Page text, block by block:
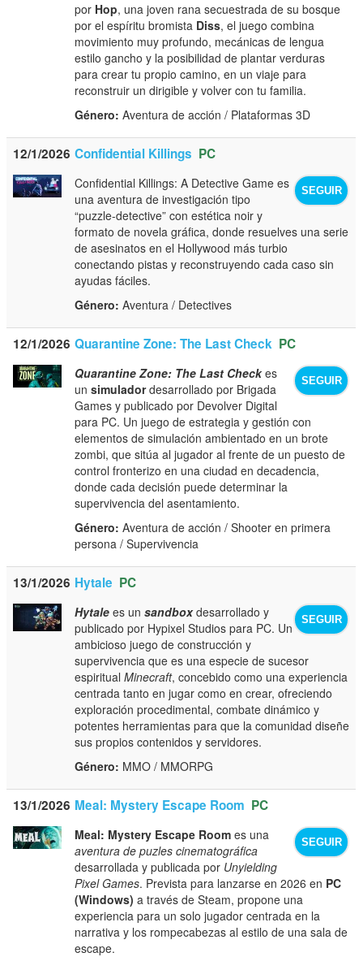
por Hop, una joven rana secuestrada de su bosque
por el espíritu bromista Diss, el juego combina
movimiento muy profundo, mecánicas de lengua
estilo gancho y la posibilidad de plantar verduras
para crear tu propio camino, en un viaje para
reconstruir un dirigible y volver con tu familia.
Género: Aventura de acción / Plataformas 3D
12/1/2026 Confidential Killings PC
SEGUIR
Confidential Killings: A Detective Game es
una aventura de investigación tipo
“puzzle‑detective” con estética noir y
formato de novela gráfica, donde resuelves una serie
de asesinatos en el Hollywood más turbio
conectando pistas y reconstruyendo cada caso sin
ayudas fáciles.
Género: Aventura / Detectives
12/1/2026 Quarantine Zone: The Last Check PC
SEGUIR
Quarantine Zone: The Last Checkes
unsimuladordesarrollado por Brigada
Games y publicado por Devolver Digital
para PC. Un juego de estrategia y gestión con
elementos de simulación ambientado en un brote
zombi, que sitúa al jugador al frente de un puesto de
control fronterizo en una ciudad en decadencia,
donde cada decisión puede determinar la
supervivencia del asentamiento.
Género: Aventura de acción / Shooter en primera
persona / Supervivencia
13/1/2026 Hytale PC
SEGUIR
Hytale es unsandboxdesarrollado y
publicado por Hypixel Studios para PC. Un
ambicioso juego de construcción y
supervivencia que es una especie de sucesor
espiritualMinecraft, concebido como una experiencia
centrada tanto en jugar como en crear, ofreciendo
exploración procedimental, combate dinámico y
potentes herramientas para que la comunidad diseñe
sus propios contenidos y servidores.
Género: MMO / MMORPG
13/1/2026 Meal: Mystery Escape Room PC
SEGUIR
Meal: Mystery Escape Room es una
aventura de puzles cinematográfica
desarrollada y publicada por Unyielding
Pixel Games. Prevista para lanzarse en 2026 en PC
(Windows) a través de Steam, propone una
experiencia para un solo jugador centrada en la
narrativa y los rompecabezas al estilo de una sala de
escape.